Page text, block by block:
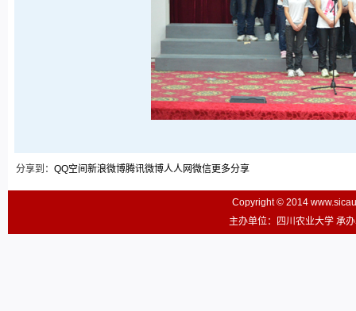
分享到： QQ空间 新浪微博腾讯微博人人网微信更多分享
Copyright © 2014
主办单位：四川农业大学 承